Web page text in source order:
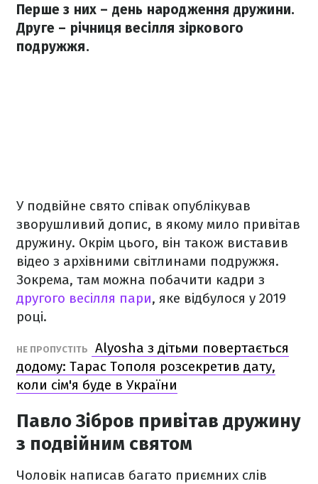
Перше з них – день народження дружини.
Друге – річниця весілля зіркового
подружжя.
У подвійне свято співак опублікував
зворушливий допис, в якому мило привітав
дружину. Окрім цього, він також виставив
відео з архівними світлинами подружжя.
Зокрема, там можна побачити кадри з
другого весілля пари, яке відбулося у 2019
році.
НЕ ПРОПУСТІТЬ
Alyosha з дітьми повертається
додому: Тарас Тополя розсекретив дату,
коли сім'я буде в України
Павло Зібров привітав дружину
з подвійним святом
Чоловік написав багато приємних слів